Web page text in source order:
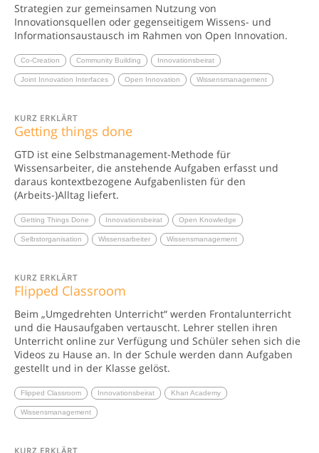
Strategien zur gemeinsamen Nutzung von
Innovationsquellen oder gegenseitigem Wissens- und
Informationsaustausch im Rahmen von Open Innovation.
Co-Creation Community Building Innovationsbeirat
Joint Innovation Interfaces Open Innovation Wissensmanagement
KURZ ERKLÄRT
Getting things done
GTD ist eine Selbstmanagement-Methode für
Wissensarbeiter, die anstehende Aufgaben erfasst und
daraus kontextbezogene Aufgabenlisten für den
(Arbeits-)Alltag liefert.
Getting Things Done Innovationsbeirat Open Knowledge
Selbstorganisation Wissensarbeiter Wissensmanagement
KURZ ERKLÄRT
Flipped Classroom
Beim „Umgedrehten Unterricht“ werden Frontalunterricht
und die Hausaufgaben vertauscht. Lehrer stellen ihren
Unterricht online zur Verfügung und Schüler sehen sich die
Videos zu Hause an. In der Schule werden dann Aufgaben
gestellt und in der Klasse gelöst.
Flipped Classroom Innovationsbeirat Khan Academy
Wissensmanagement
KURZ ERKLÄRT